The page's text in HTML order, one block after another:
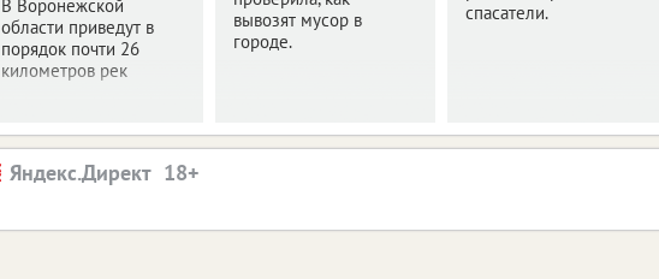
В Воронежской
области приведут в
порядок почти 26
километров рек
вывозят мусор в
городе.
спасатели.
Яндекс.Директ